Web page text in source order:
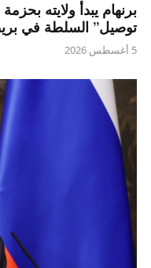
برنهام يبدأ ولايته
توصيل” السلطة في
5 أغسطس 2026